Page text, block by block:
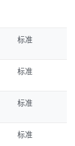
标准
标准
标准
标准